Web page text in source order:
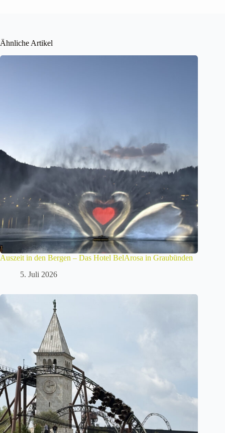
Ähnliche Artikel
Auszeit in den Bergen – Das Hotel BelArosa in Graubünden
5. Juli 2026